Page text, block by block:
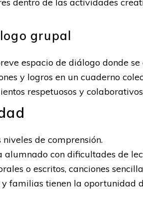
grupal
espacio de diálogo donde
y logros en un cuaderno
respetuosos y
de comprensión.
con dificultades de
o escritos, canciones
y familias tienen la